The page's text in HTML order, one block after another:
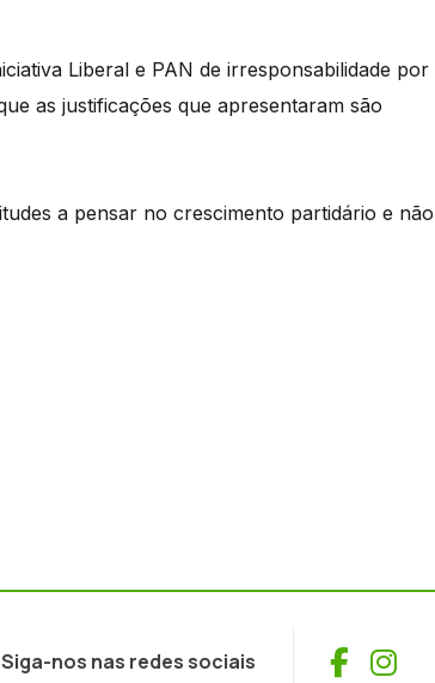
Liberal e PAN de irresponsabilidade por
as justificações que apresentaram são
a pensar no crescimento partidário e
Siga-nos nas redes sociais